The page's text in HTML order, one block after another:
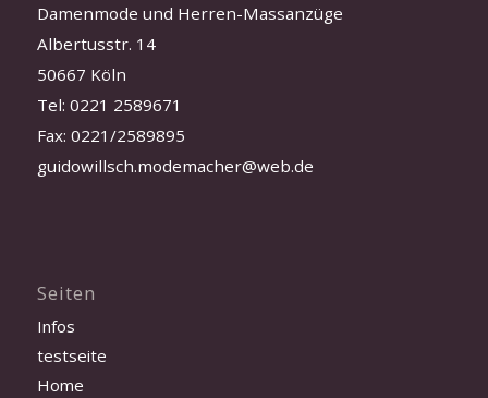
Damenmode und Herren-Massanzüge
Albertusstr. 14
50667 Köln
Tel: 0221 2589671
Fax: 0221/2589895
guidowillsch.modemacher@web.de
Seiten
Infos
testseite
Home